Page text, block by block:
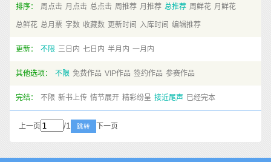
排序： 周点击 月点击 总点击 周推荐 月推荐 总推荐 周鲜花 月鲜花
总鲜花 总月票 字数 收藏数 更新时间 入库时间 编辑推荐
更新： 不限 三日内 七日内 半月内 一月内
其他选项： 不限 免费作品 VIP作品 签约作品 参赛作品
完结： 不限 新书上传 情节展开 精彩纷呈 接近尾声 已经完本
上一页 /1 跳转 下一页